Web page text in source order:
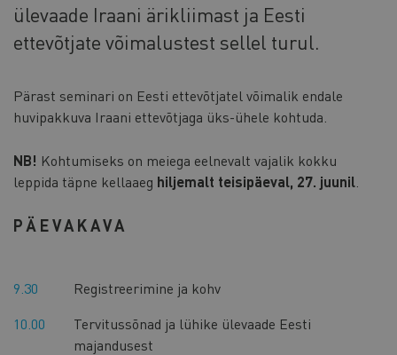
ülevaade Iraani ärikliimast ja Eesti
ettevõtjate võimalustest sellel turul.
Pärast seminari on Eesti ettevõtjatel võimalik endale
huvipakkuva Iraani ettevõtjaga üks-ühele kohtuda.
NB! Kohtumiseks on meiega eelnevalt vajalik kokku
leppida täpne kellaaeg hiljemalt teisipäeval, 27. juunil
PÄEVAKAVA
9.30
Registreerimine ja kohv
10.00
Tervitussõnad ja lühike ülevaade Eesti
majandusest